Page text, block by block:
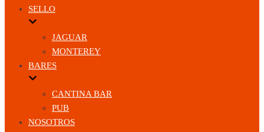
SELLO
JAGUAR
MONTEREY
BARES
CANTINA BAR
PUB
NOSOTROS